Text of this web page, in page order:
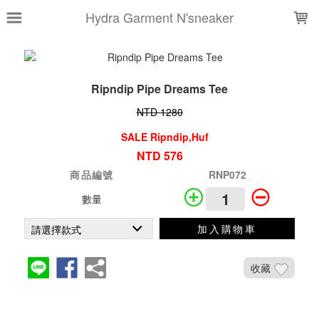
Hydra Garment N'sneaker
Ripndip Pipe Dreams Tee
NTD 1280
SALE Ripndip,Huf
NTD 576
商品編號
RNP072
數量
加入購物車
收藏